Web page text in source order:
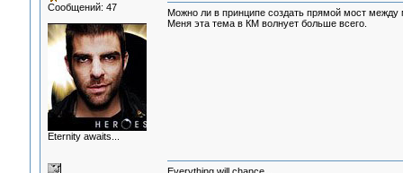
Сообщений: 47
Eternity awaits...
Можно ли в принципе создать прямой мост между
Меня эта тема в КМ волнует больше всего.